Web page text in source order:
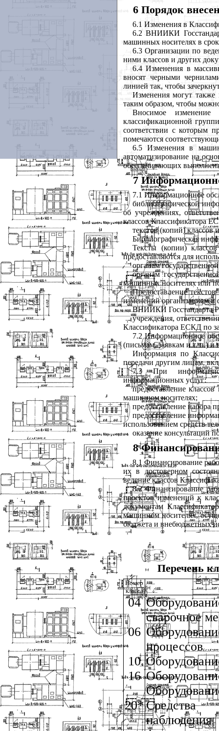
6 Порядок
6.1 Изменения в
6.2 ВНИИКИ
машинных носителях в
6.3 Организации по
ними классов и других
6.4 Изменения в
вносят черными
линией так, чтобы
Изменения могут также
таким образом, чтобы
Вносимое
классификационной
соответствии с которым
помечаются
6.5 Изменения в
автоматизирование на
обеспечивающих
7
7.1 Информационное
библиографической
об учреждениях,
классов Классификатора
текстов (копий)
Библиографическая
Тексты (копии)
предоставляются для
органам
органам
машинных носителях или
Предоставление
изменений организациям и
ВНИИКИ Госстандарта
учреждения,
Классификатора ЕСКД по
7.2 Информационное
(письмам, заявкам и т. п.) и
Информация по
передачи другим лицам,
7.3 При
информационных услуг:
предоставление
машинном носителях;
предоставление набора
предоставление
использованием средств
оказание консультаций
8
8.1 Финансирование
их в достоверном
ведение классов
8.2 Финансирование
проектов изменений к
документам
машинном носителях,
бюджета и внебюджетных
Перечень
Номер
класса
04
сварочное
06
процессов
10
16
20*Средства